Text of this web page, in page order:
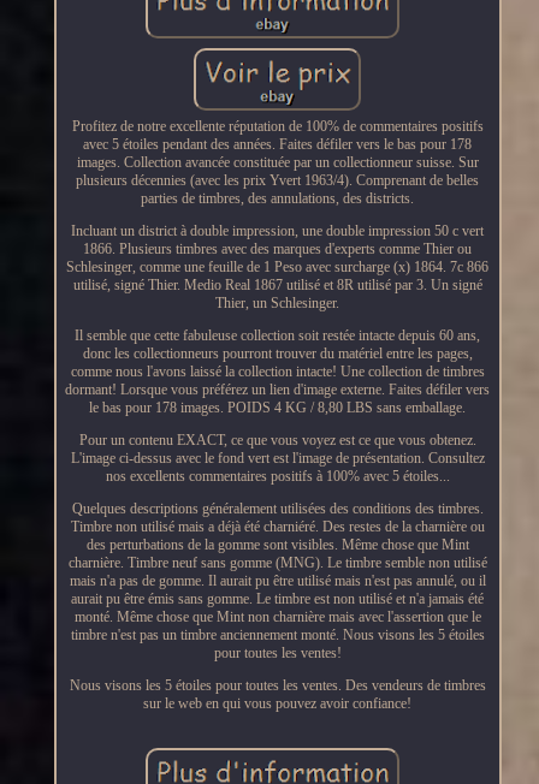
Profitez de notre excellente réputation de 100% de commentaires positifs
avec 5 étoiles pendant des années. Faites défiler vers le bas pour 178
images. Collection avancée constituée par un collectionneur suisse. Sur
plusieurs décennies (avec les prix Yvert 1963/4). Comprenant de belles
parties de timbres, des annulations, des districts.
Incluant un district à double impression, une double impression 50 c vert
1866. Plusieurs timbres avec des marques d'experts comme Thier ou
Schlesinger, comme une feuille de 1 Peso avec surcharge (x) 1864. 7c 866
utilisé, signé Thier. Medio Real 1867 utilisé et 8R utilisé par 3. Un signé
Thier, un Schlesinger.
Il semble que cette fabuleuse collection soit restée intacte depuis 60 ans,
donc les collectionneurs pourront trouver du matériel entre les pages,
comme nous l'avons laissé la collection intacte! Une collection de timbres
dormant! Lorsque vous préférez un lien d'image externe. Faites défiler vers
le bas pour 178 images. POIDS 4 KG / 8,80 LBS sans emballage.
Pour un contenu EXACT, ce que vous voyez est ce que vous obtenez.
L'image ci-dessus avec le fond vert est l'image de présentation. Consultez
nos excellents commentaires positifs à 100% avec 5 étoiles...
Quelques descriptions généralement utilisées des conditions des timbres.
Timbre non utilisé mais a déjà été charniéré. Des restes de la charnière ou
des perturbations de la gomme sont visibles. Même chose que Mint
charnière. Timbre neuf sans gomme (MNG). Le timbre semble non utilisé
mais n'a pas de gomme. Il aurait pu être utilisé mais n'est pas annulé, ou il
aurait pu être émis sans gomme. Le timbre est non utilisé et n'a jamais été
monté. Même chose que Mint non charnière mais avec l'assertion que le
timbre n'est pas un timbre anciennement monté. Nous visons les 5 étoiles
pour toutes les ventes!
Nous visons les 5 étoiles pour toutes les ventes. Des vendeurs de timbres
sur le web en qui vous pouvez avoir confiance!